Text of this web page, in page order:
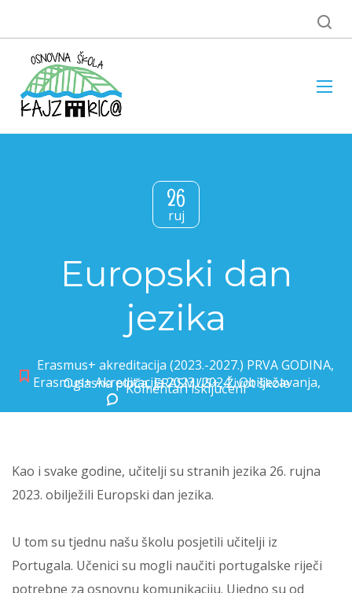
26
ruj
Europski dan
jezika
Erasmus+ akreditacija (2023.-2027.) PRVA GODINA,
Erasmus+ Akreditacija 2023./2024.,Obilježavanja,
Oglasna ploča,ERASMUS+,Život škole
Komentari isključeniza Europski dan jezika
Kao i svake godine, učitelji su stranih jezika 26. rujna
2023. obilježili Europski dan jezika.
U tom su tjednu našu školu posjetili učitelji iz
Portugala. Učenici su mogli naučiti portugalske riječi
potrebne za osnovnu komunikaciju. Ujedno su od